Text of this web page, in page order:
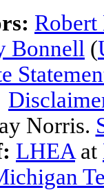
Bonnell (
Norris.
LHEA at